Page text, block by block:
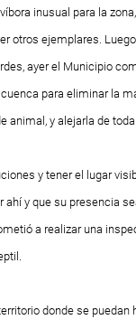
inusual para la
otros ejemplares.
ayer el Municipio
para eliminar la
animal, y alejarla de
y tener el lugar
ahí y que su presencia
a realizar una
donde se puedan